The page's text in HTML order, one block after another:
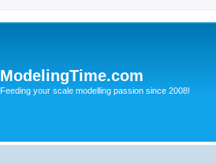
ModelingTime.com
Feeding your scale modelling passion since 2008!